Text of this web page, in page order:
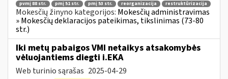
pvmį 88 str.
pmį 51 str. pmį 53 str. reorganizacija restruktūrizacija
Mokesčių žinyno kategorijos: Mokesčių administravimas
» Mokesčių deklaracijos pateikimas, tikslinimas (73-80
str.)
Iki metų pabaigos VMI netaikys atsakomybės
vėluojantiems diegti i.EKA
Web turinio sąrašas 2025-04-29